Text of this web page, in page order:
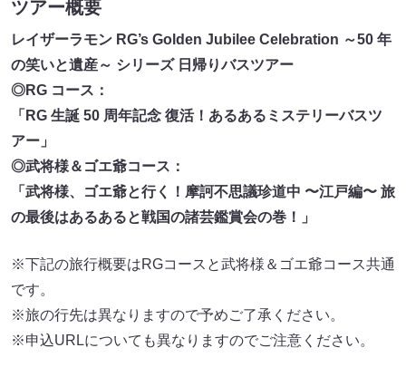
ツアー概要
レイザーラモン RG’s Golden Jubilee Celebration ～50 年
の笑いと遺産～ シリーズ 日帰りバスツアー
◎RG コース：
「RG 生誕 50 周年記念 復活！あるあるミステリーバスツ
アー」
◎武将様＆ゴエ爺コース：
「武将様、ゴエ爺と行く！摩訶不思議珍道中 〜江戸編〜 旅
の最後はあるあると戦国の諸芸鑑賞会の巻！」
※下記の旅行概要はRGコースと武将様＆ゴエ爺コース共通
です。
※旅の行先は異なりますので予めご了承ください。
※申込URLについても異なりますのでご注意ください。